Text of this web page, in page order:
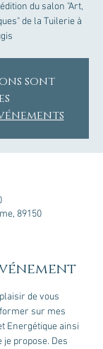
du salon "Art,
de la Tuilerie à
sont
89150
de vous
sur mes
Energétique ainsi
propose. Des